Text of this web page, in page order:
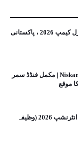
جنوبی کوریا میں مکمل فنڈڈ کلچرل کیمپ 2026 ، پاکستانی
Niskanen Summer Institute 2026 USA | مکمل فنڈڈ سمر
موقع
USA میں ورلڈ بینک ٹریژری سمر انٹرنشپ 2026 (وظیفہ